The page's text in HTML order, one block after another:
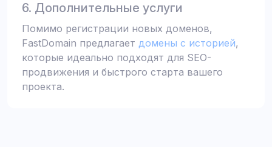
6. Дополнительные услуги
Помимо регистрации новых доменов,
FastDomain предлагает домены с историей,
которые идеально подходят для SEO-
продвижения и быстрого старта вашего
проекта.